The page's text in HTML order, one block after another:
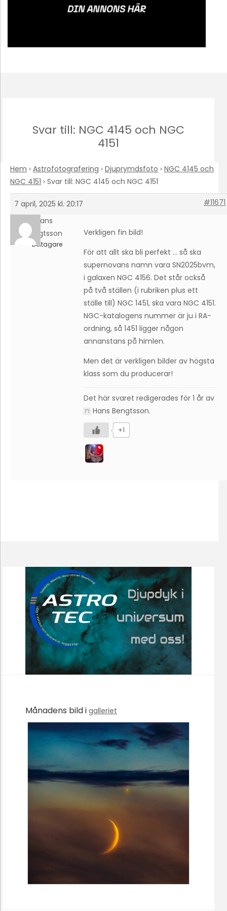
Svar till: NGC 4145 och NGC
4151
Hem › Astrofotografering › Djuprymdsfoto › NGC 4145 och
NGC 4151 › Svar till: NGC 4145 och NGC 4151
7 april, 2025 kl. 20:17
#11671
Hans
Bengtsson
Deltagare
Verkligen fin bild!
För att allt ska bli perfekt … så ska
supernovans namn vara SN2025bvm,
i galaxen NGC 4156. Det står också
på två ställen (i rubriken plus ett
ställe till) NGC 1451, ska vara NGC 4151.
NGC-katalogens nummer är ju i RA-
ordning, så 1451 ligger någon
annanstans på himlen.
Men det är verkligen bilder av högsta
klass som du producerar!
Det här svaret redigerades för 1 år av
Hans Bengtsson.
+1
Månadens bild i galleriet